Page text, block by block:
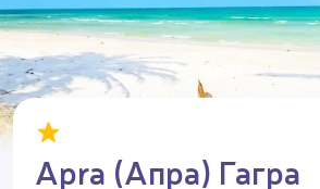
Apra (Апра) Гагра